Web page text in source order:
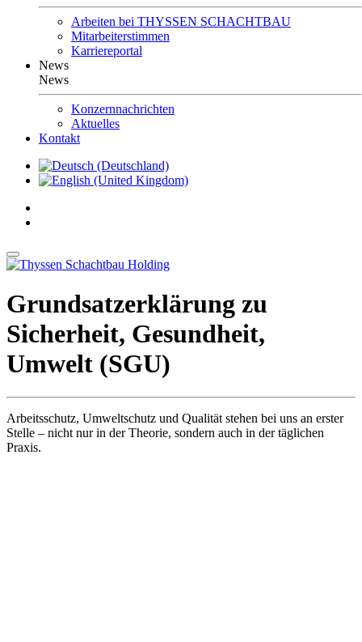
Arbeiten bei THYSSEN SCHACHTBAU
Mitarbeiterstimmen
Karriereportal
News
News
Konzernnachrichten
Aktuelles
Kontakt
Grundsatzerklärung zu
Sicherheit, Gesundheit,
Umwelt (SGU)
Arbeitsschutz, Umweltschutz und Qualität stehen bei uns an erster
Stelle – nicht nur in der Theorie, sondern auch in der täglichen
Praxis.